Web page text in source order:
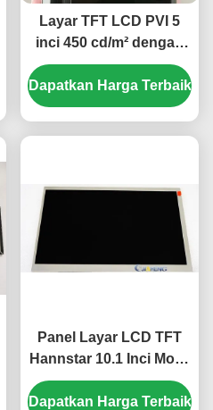
Layar TFT LCD PVI 5
inci 450 cd/m² dengan
Piksel 640×480 untuk
Monitor Mobil
Dapatkan Harga Terbaik
Panel Layar LCD TFT
Hannstar 10.1 Inci Mobil
dengan Piksel 1280*720
Konektor 60Pin dan
Dapatkan Harga Terbaik